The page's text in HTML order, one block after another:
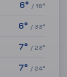
6° / 16°
6° / 33°
7° / 23°
7° /24°